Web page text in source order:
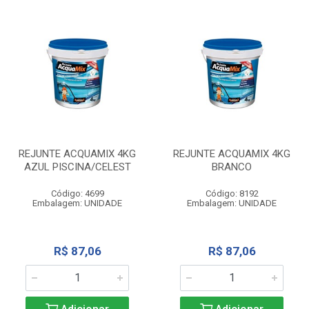
REJUNTE ACQUAMIX 4KG
AZUL PISCINA/CELEST
Código: 4699
Embalagem: UNIDADE
R$ 87,06
REJUNTE ACQUAMIX 4KG
BRANCO
Código: 8192
Embalagem: UNIDADE
R$ 87,06